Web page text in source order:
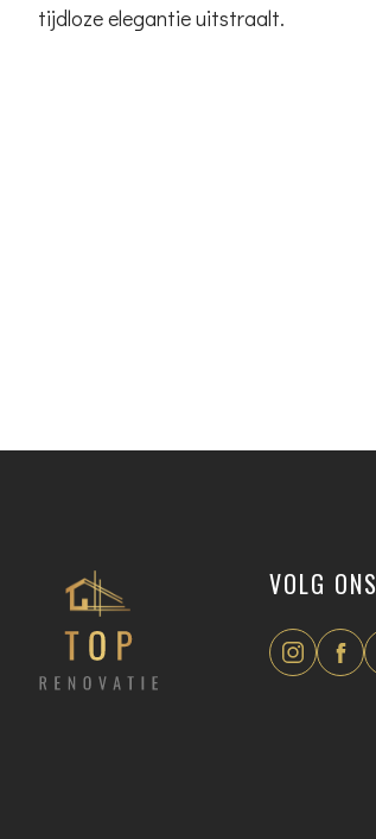
tijdloze elegantie uitstraalt.
VOLG ONS